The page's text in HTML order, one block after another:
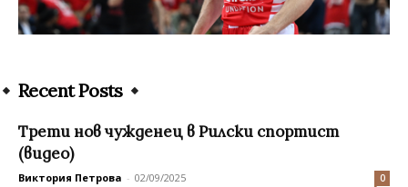
Recent Posts
Трети нов чужденец в Рилски спортист
(видео)
Виктория Петрова - 02/09/2025 0